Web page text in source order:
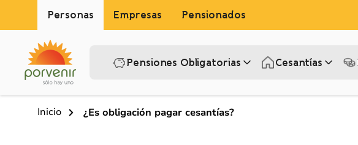
Personas Empresas Pensionados
Pensiones Obligatorias Cesantías
Inicio ¿Es obligación pagar cesantías?